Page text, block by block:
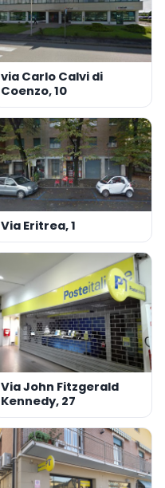
via Carlo Calvi di
Coenzo, 10
Via Eritrea, 1
Via John Fitzgerald
Kennedy, 27